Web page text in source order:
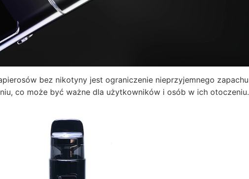
bez nikotyny jest ograniczenie nieprzyjemnego zapachu
co może być ważne dla użytkowników i osób w ich otoczeniu.